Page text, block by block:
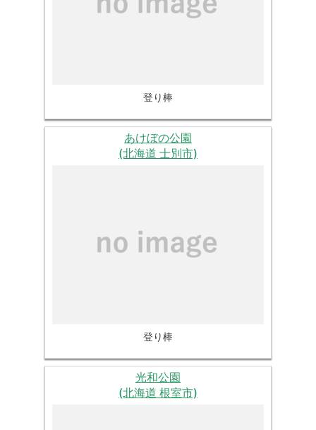
登り棒
あけぼの公園
(北海道 士別市)
登り棒
光和公園
(北海道 根室市)